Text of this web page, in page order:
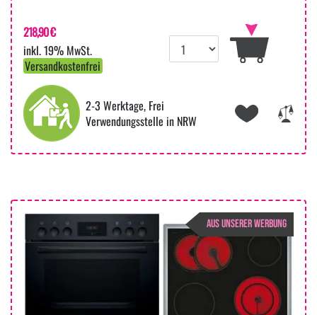
218,90 €
inkl. 19% MwSt.
Versandkostenfrei
2-3 Werktage, Frei
Verwendungsstelle in NRW
AUS UNSERER WERBUNG